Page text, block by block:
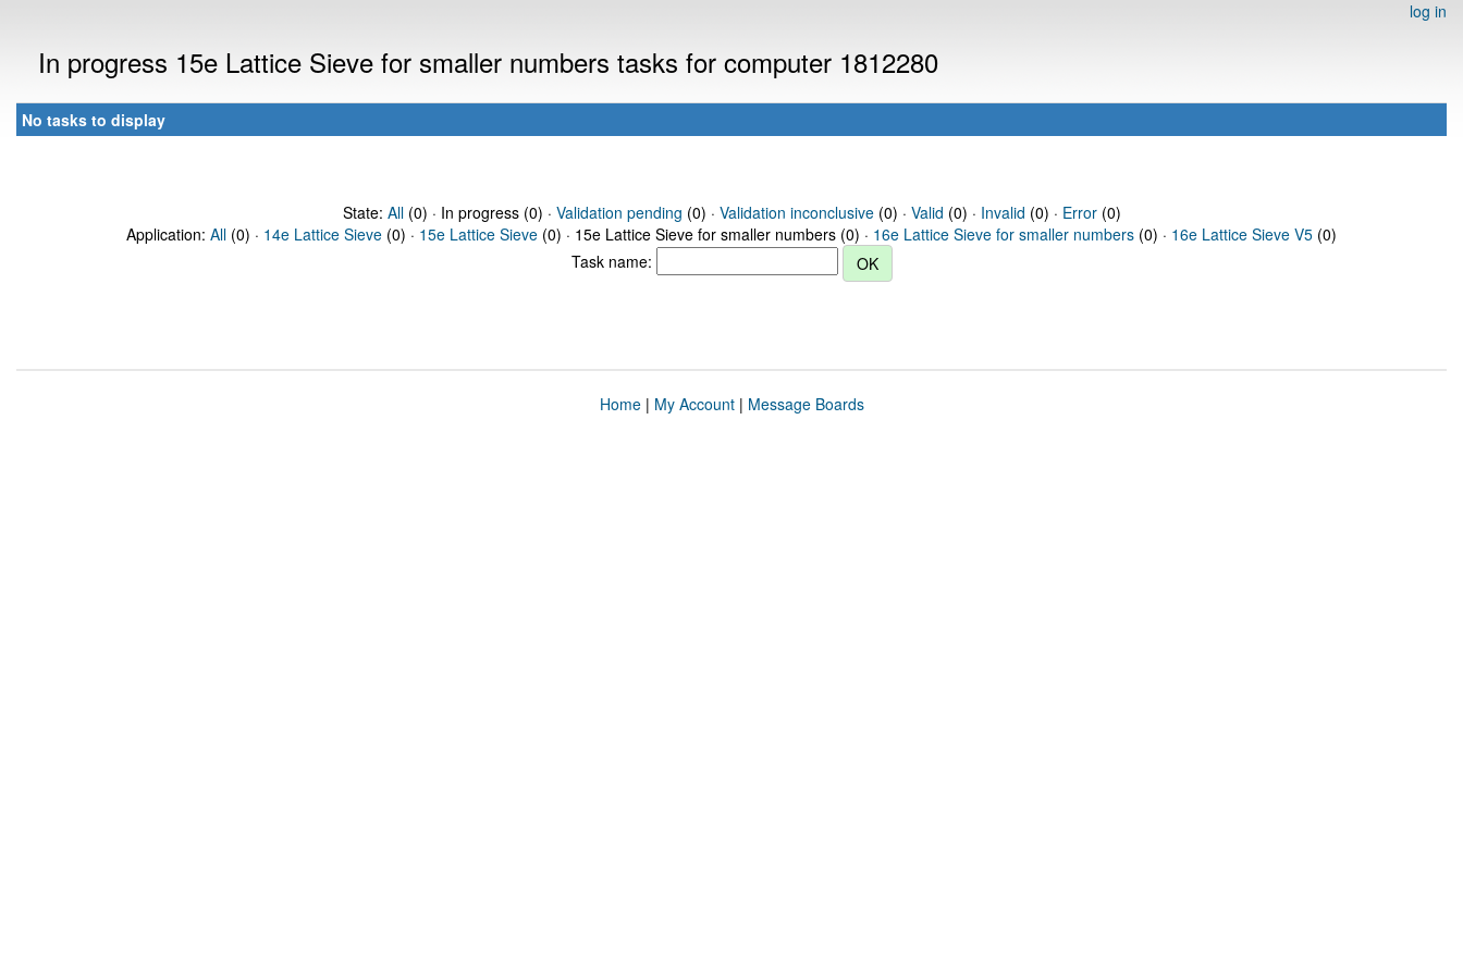
log in
In progress 15e Lattice Sieve for smaller numbers tasks for computer 1812280
No tasks to display
State: All(0) · In progress (0) · Validation pending (0) · Validation inconclusive(0) · Valid (0) · Invalid (0) · Error(0)
Application: All (0) · 14e Lattice Sieve (0) · 15e Lattice Sieve (0) · 15e Lattice Sieve for smaller numbers (0) · 16e Lattice Sieve for smaller numbers (0) · 16e Lattice Sieve V5 (0)
Task name:
Home| My Account| Message Boards